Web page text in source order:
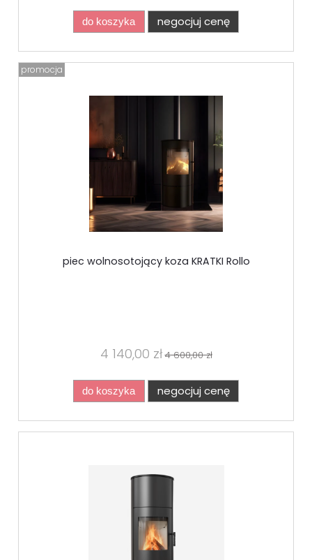
do koszyka negocjuj cenę
piec wolnosotojący koza KRATKI Rollo
4 140,00 zł 4 600,00 zł
do koszyka negocjuj cenę
promocja